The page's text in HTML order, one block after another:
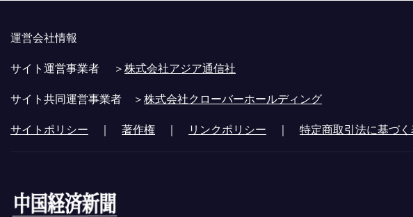
運営会社情報
サイト運営事業者 ＞株式会社アジア通信社
サイト共同運営事業者 ＞株式会社クローバーホールディング
サイトポリシー ｜ 著作権 ｜ リンクポリシー ｜ 特定商取引法に基づ